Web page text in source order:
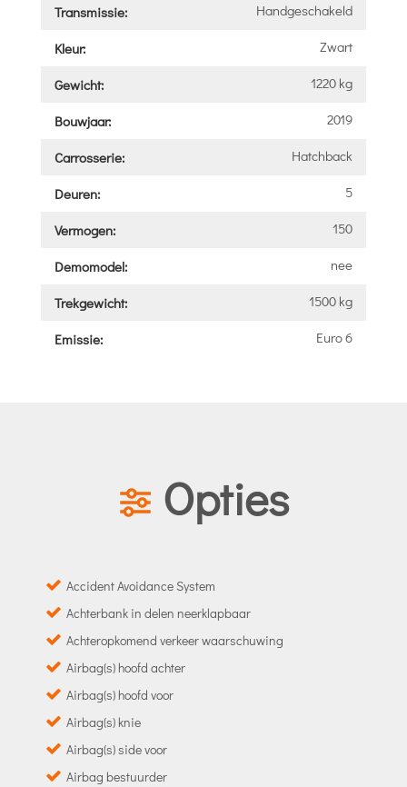
Transmissie: Handgeschakeld
Kleur: Zwart
Gewicht: 1220 kg
Bouwjaar: 2019
Carrosserie: Hatchback
Deuren: 5
Vermogen: 150
Demomodel: nee
Trekgewicht: 1500 kg
Emissie: Euro 6
Opties
Accident Avoidance System
Achterbank in delen neerklapbaar
Achteropkomend verkeer waarschuwing
Airbag(s) hoofd achter
Airbag(s) hoofd voor
Airbag(s) knie
Airbag(s) side voor
Airbag bestuurder